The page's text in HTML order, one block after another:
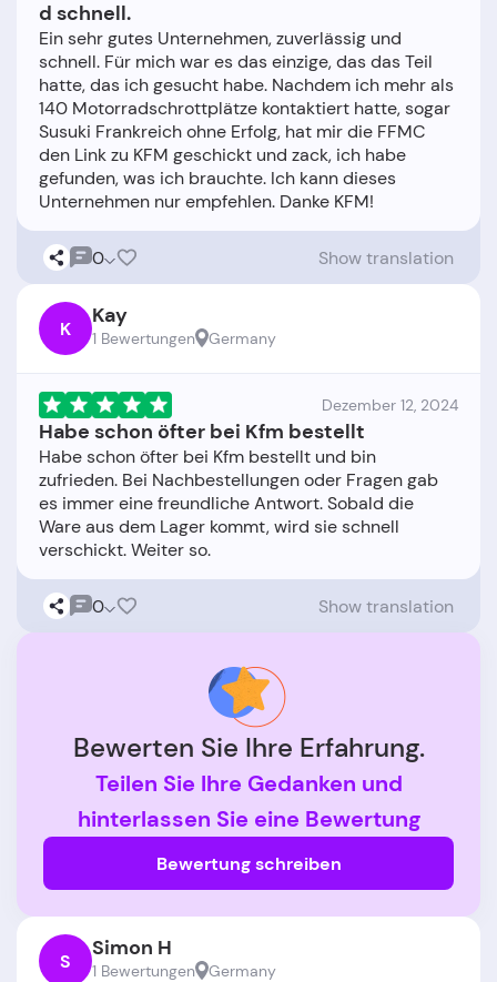
d schnell.
Ein sehr gutes Unternehmen, zuverlässig und
schnell. Für mich war es das einzige, das das Teil
hatte, das ich gesucht habe. Nachdem ich mehr als
140 Motorradschrottplätze kontaktiert hatte, sogar
Susuki Frankreich ohne Erfolg, hat mir die FFMC
den Link zu KFM geschickt und zack, ich habe
gefunden, was ich brauchte. Ich kann dieses
0 Show translation
K Kay
1 Bewertungen Germany
Dezember 12, 2024
Habe schon öfter bei Kfm bestellt
Habe schon öfter bei Kfm bestellt und bin
zufrieden. Bei Nachbestellungen oder Fragen gab
es immer eine freundliche Antwort. Sobald die
Ware aus dem Lager kommt, wird sie schnell
0 Show translation
Bewerten Sie Ihre Erfahrung.
Teilen Sie Ihre Gedanken und
hinterlassen Sie eine Bewertung
Bewertung schreiben
S Simon H
1 Bewertungen Germany